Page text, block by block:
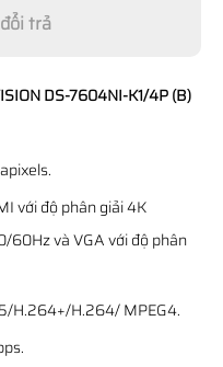
trả
DS-7604NI-K1/4P (B)
với độ phân giải 4K
60Hz và VGA với độ phân
H.264+/H.264/ MPEG4.